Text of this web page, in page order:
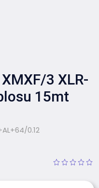
3 XLR-
15mt
0.12